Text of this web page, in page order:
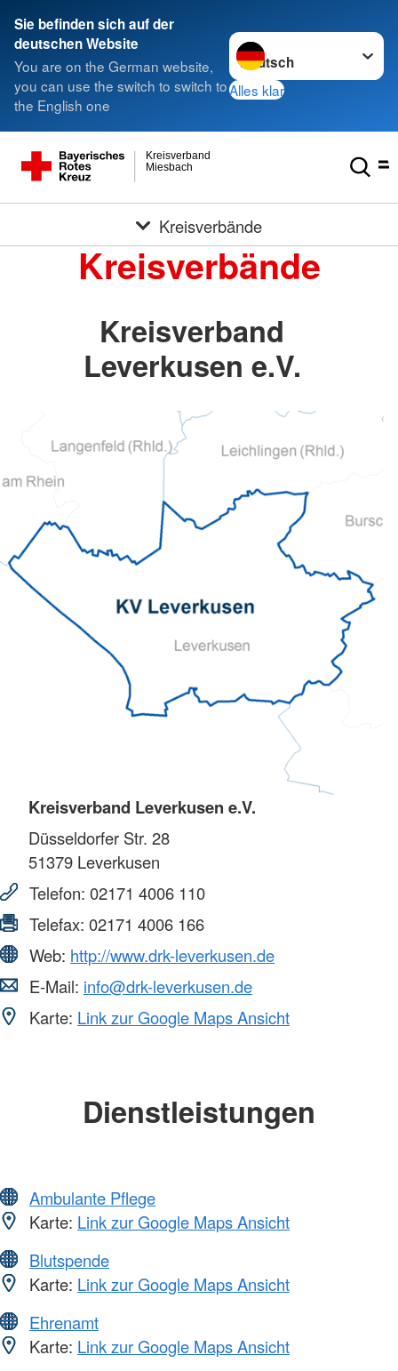
Sie befinden sich auf der
deutschen Website
You are on the German website,
you can use the switch to switch to
the English one
Sprache wechseln zu
Alles klar
Miesbach
Kreisverband
Kreisverbände
Kreisverbände
Kreisverband
Leverkusen e.V.
Kreisverband Leverkusen e.V.
Düsseldorfer Str. 28
51379 Leverkusen
Telefon: 02171 4006 110
Telefax: 02171 4006 166
Web: http://www.drk-leverkusen.de
E-Mail: info@drk-leverkusen.de
Karte: Link zur Google Maps Ansicht
Dienstleistungen
Ambulante Pflege
Karte: Link zur Google Maps Ansicht
Blutspende
Karte: Link zur Google Maps Ansicht
Ehrenamt
Karte: Link zur Google Maps Ansicht